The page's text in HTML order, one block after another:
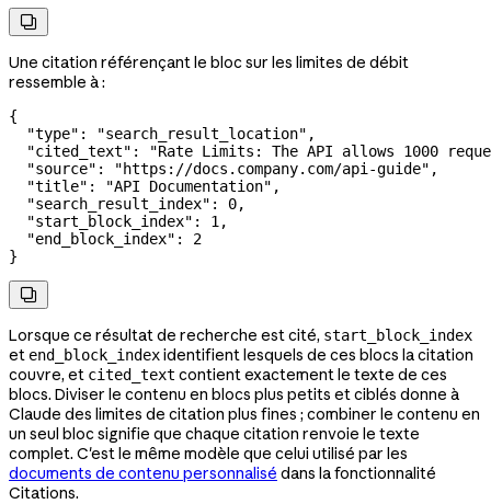

Une citation référençant le bloc sur les limites de débit
ressemble à :
{
  "type"
: "search_result_location" ,
  "cited_text"
:
"Rate Limits: The API allows 1000
  "source"
: "https://docs.company.com/api-guide" ,
  "title"
: "API Documentation" ,
  "search_result_index"
: 0,
  "start_block_index"
: 1 ,
  "end_block_index"
: 2
}

Lorsque ce résultat de recherche est cité, start_block_index
et end_block_indexidentifient lesquels de ces blocs la citation
couvre, et cited_text contient exactement le texte de ces
blocs. Diviser le contenu en blocs plus petits et ciblés donne à
Claude des limites de citation plus fines ; combiner le contenu en
un seul bloc signifie que chaque citation renvoie le texte
complet. C'est le même modèle que celui utilisé par les
documents de contenu personnalisé dans la fonctionnalité
Citations.